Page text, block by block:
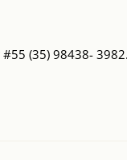
(35) 98438-